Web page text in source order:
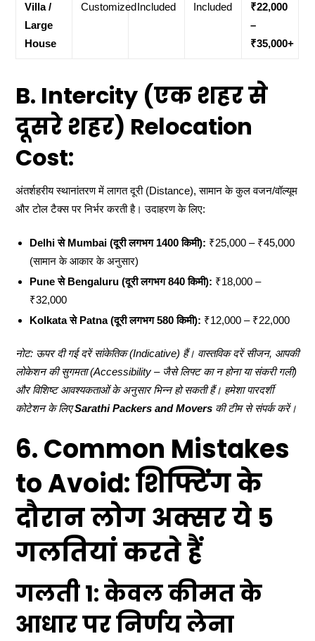
Villa /
Large
House
CustomizedIncluded Included
₹22,000
–
₹35,000+
B. Intercity (एक शहर से
दूसरे शहर) Relocation
Cost:
अंतर्शहरीय स्थानांतरण में लागत दूरी (Distance), सामान के कुल वजन/वॉल्यूम
और टोल टैक्स पर निर्भर करती है। उदाहरण के लिए:
Delhi से Mumbai (दूरी लगभग 1400 किमी): ₹25,000 – ₹45,000
(सामान के आकार के अनुसार)
Pune से Bengaluru (दूरी लगभग 840 किमी): ₹18,000 –
₹32,000
Kolkata से Patna (दूरी लगभग 580 किमी): ₹12,000 – ₹22,000
नोट: ऊपर दी गई दरें सांकेतिक (Indicative) हैं। वास्तविक दरें सीजन, आपकी
लोकेशन की सुगमता (Accessibility – जैसे लिफ्ट का न होना या संकरी गली)
और विशिष्ट आवश्यकताओं के अनुसार भिन्न हो सकती हैं। हमेशा पारदर्शी
कोटेशन के लिए Sarathi Packers and Movers की टीम से संपर्क करें।
6. Common Mistakes
to Avoid: शिफ्टिंग के
दौरान लोग अक्सर ये 5
गलतियां करते हैं
गलती 1: केवल कीमत के
आधार पर निर्णय लेना